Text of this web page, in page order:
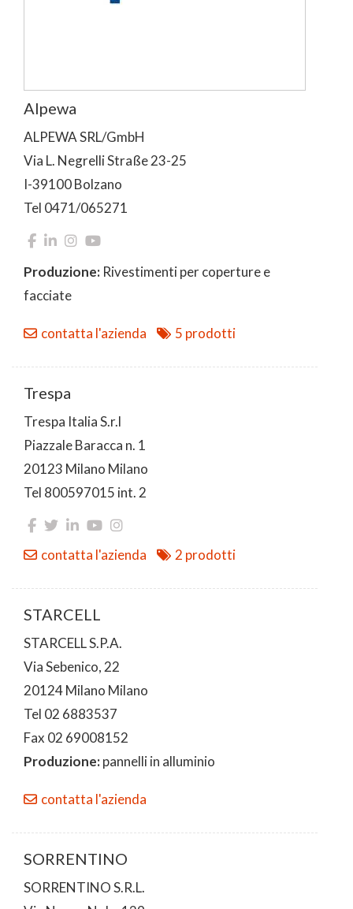
Alpewa
ALPEWA SRL/GmbH
Via L. Negrelli Straße 23-25
I-39100 Bolzano
Tel 0471/065271
Produzione: Rivestimenti per coperture e
facciate
contatta l'azienda 5 prodotti
Trespa
Trespa Italia S.r.l
Piazzale Baracca n. 1
20123 Milano Milano
Tel 800597015 int. 2
contatta l'azienda 2 prodotti
STARCELL
STARCELL S.P.A.
Via Sebenico, 22
20124 Milano Milano
Tel 02 6883537
Fax 02 69008152
Produzione:pannelli in alluminio
contatta l'azienda
SORRENTINO
SORRENTINO S.R.L.